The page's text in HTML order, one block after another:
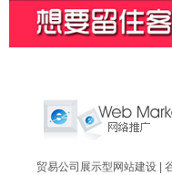
贸易公司展示型网站建设 |